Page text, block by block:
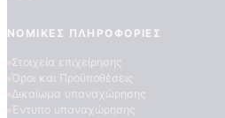
ΝΟΜΙΚΈΣ ΠΛΗΡΟΦΟΡΊΕΣ
Στοιχεία επιχείρησης
Όροι και Προϋποθέσεις
Δικαίωμα υπαναχώρησης
Έντυπο υπαναχώρησης